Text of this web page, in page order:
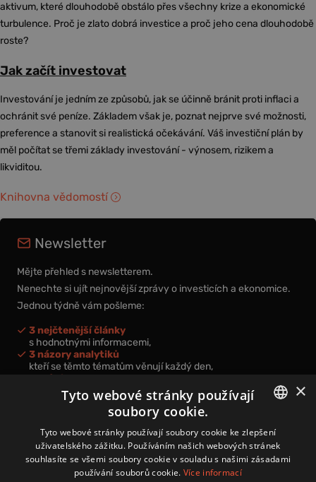
aktivum, které dlouhodobě obstálo přes všechny krize a ekonomické
turbulence. Proč je zlato dobrá investice a proč jeho cena dlouhodobě
roste?
Jak začít investovat
Investování je jedním ze způsobů, jak se účinně bránit proti inflaci a
ochránit své peníze. Základem však je, poznat nejprve své možnosti,
preference a stanovit si realistická očekávání. Váš investiční plán by
měl počítat se třemi základy investování - výnosem, rizikem a
likviditou.
Knihovna vědomostí
Newsletter
Mějte přehled s newsletterem.
Nenechte si ujít nejnovější zprávy o investicích a ekonomice.
Jednou týdně vám pošleme:
3 nejčtenější články
s hodnotnými informacemi,
3 názory analytiků
kteří se těmto tématům věnují každý den,
nová videa a podcasty
k prohloubení vašich znalostí.
Přihlášením k newsletteru vyjadřujete svůj souhlas spodmínkami
zpracování osobních údajů.
CZECH
×
Tyto webové stránky používají
soubory cookie.
Tyto webové stránky používají soubory cookie ke zlepšení
uživatelského zážitku. Používáním našich webových stránek
souhlasíte se všemi soubory cookie v souladu s našimi zásadami
používání souborů cookie. Více informací